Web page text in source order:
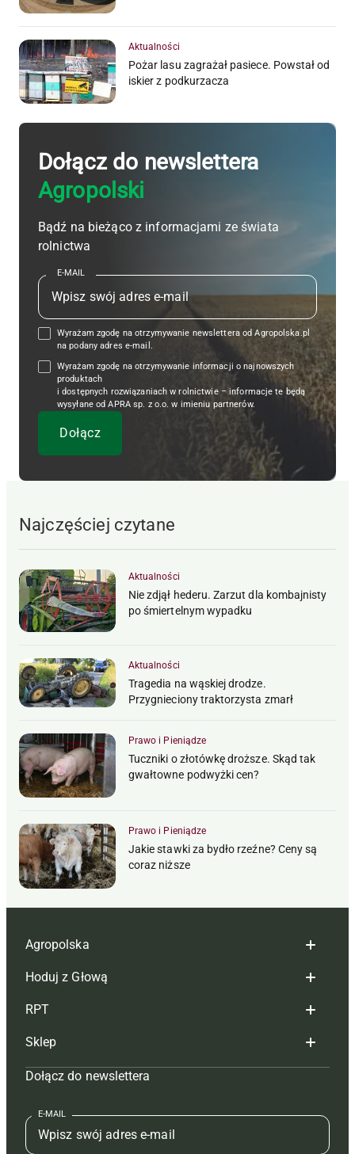
Aktualności
Pożar lasu zagrażał pasiece. Powstał od
iskier z podkurzacza
Dołącz do newslettera
Agropolski
Bądź na bieżąco z informacjami ze świata
rolnictwa
E-MAIL
Wyrażam zgodę na otrzymywanie newslettera od Agropolska.pl
na podany adres e-mail.
Wyrażam zgodę na otrzymywanie informacji o najnowszych
produktach
i dostępnych rozwiązaniach w rolnictwie – informacje te będą
wysyłane od APRA sp. z o.o. w imieniu partnerów.
Najczęściej czytane
Aktualności
Nie zdjął hederu. Zarzut dla kombajnisty
po śmiertelnym wypadku
Aktualności
Tragedia na wąskiej drodze.
Przygnieciony traktorzysta zmarł
Prawo i Pieniądze
Tuczniki o złotówkę droższe. Skąd tak
gwałtowne podwyżki cen?
Prawo i Pieniądze
Jakie stawki za bydło rzeźne? Ceny są
coraz niższe
Agropolska
Redakcja
Reklama
Tagi
Mapa serwisu
Kontakt
Regulamin
Hoduj z Głową
Hoduj z głową bydło
Hoduj z głową świnie
Prenumerata
Redakcja
Kontakt
RPT
Redakcja
Prenumerata
Reklama
Kontakt
Sklep
Czasopisma i prenumerata
Książki
Regulamin
Dołącz do newslettera
E-MAIL